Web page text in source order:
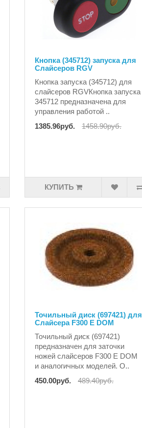
Кнопка (345712) запуска для
Слайсеров RGV
Кнопка запуска (345712) для
слайсеров RGVКнопка запуска
345712 предназначена для
управления работой ..
1385.96руб.
1458.90руб.
КУПИТЬ
Точильный диск (697421) для
Слайсера F300 E DOM
Точильный диск (697421)
предназначен для заточки
ножей слайсеров F300 E DOM
и аналогичных моделей. О..
450.00руб.
489.40руб.